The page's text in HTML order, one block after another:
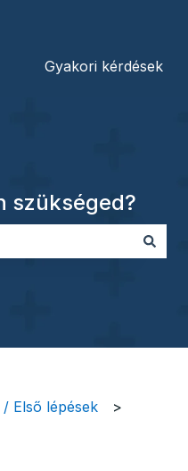
fordításokhoz
Gyakori kérdések
szükséged?
Első lépések